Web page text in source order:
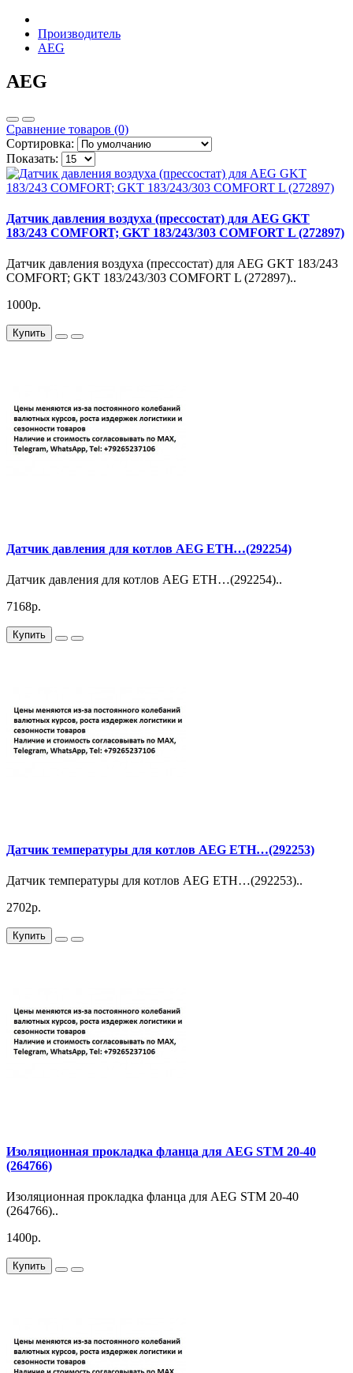
Производитель
AEG
AEG
Сравнение товаров (0)
Сортировка:
Показать:
Датчик давления воздуха (прессостат) для AEG GKT
183/243 COMFORT; GKT 183/243/303 COMFORT L (272897)
Датчик давления воздуха (прессостат) для AEG GKT 183/243
COMFORT; GKT 183/243/303 COMFORT L (272897)..
1000р.
Купить
Датчик давления для котлов AEG ETH…(292254)
Датчик давления для котлов AEG ETH…(292254)..
7168р.
Купить
Датчик температуры для котлов AEG ETH…(292253)
Датчик температуры для котлов AEG ETH…(292253)..
2702р.
Купить
Изоляционная прокладка фланца для AEG STM 20-40
(264766)
Изоляционная прокладка фланца для AEG STM 20-40
(264766)..
1400р.
Купить